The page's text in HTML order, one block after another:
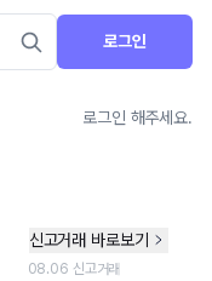
로그인
로그인 해주세요.